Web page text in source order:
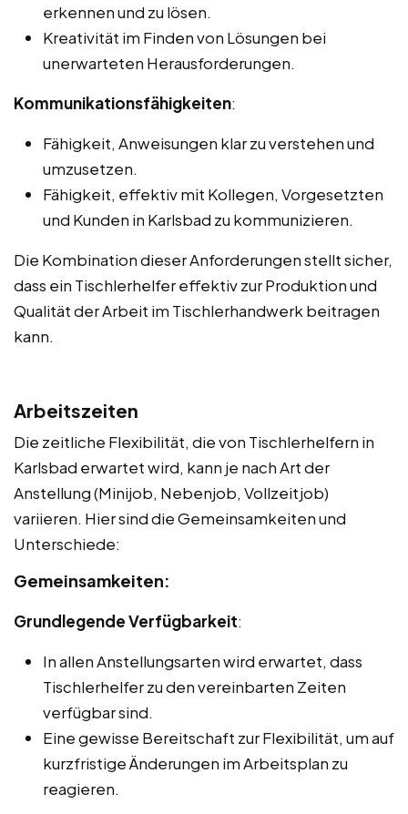
erkennen und zu lösen.
Kreativität im Finden von Lösungen bei
unerwarteten Herausforderungen.
Kommunikationsfähigkeiten:
Fähigkeit, Anweisungen klar zu verstehen und
umzusetzen.
Fähigkeit, effektiv mit Kollegen, Vorgesetzten
und Kunden in Karlsbad zu kommunizieren.
Die Kombination dieser Anforderungen stellt sicher,
dass ein Tischlerhelfer effektiv zur Produktion und
Qualität der Arbeit im Tischlerhandwerk beitragen
kann.
Arbeitszeiten
Die zeitliche Flexibilität, die von Tischlerhelfern in
Karlsbad erwartet wird, kann je nach Art der
Anstellung (Minijob, Nebenjob, Vollzeitjob)
variieren. Hier sind die Gemeinsamkeiten und
Unterschiede:
Gemeinsamkeiten:
Grundlegende Verfügbarkeit:
In allen Anstellungsarten wird erwartet, dass
Tischlerhelfer zu den vereinbarten Zeiten
verfügbar sind.
Eine gewisse Bereitschaft zur Flexibilität, um auf
kurzfristige Änderungen im Arbeitsplan zu
reagieren.